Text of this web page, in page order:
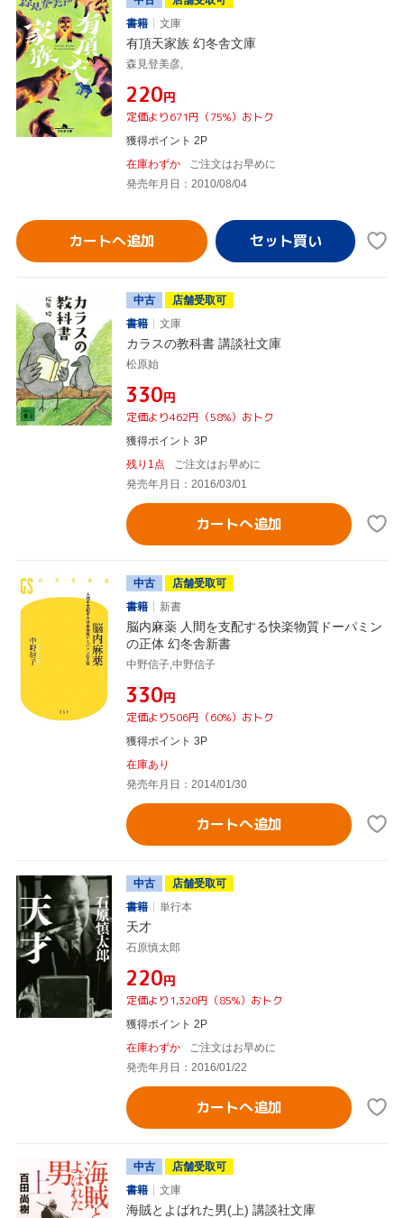
書籍
文庫
有頂天家族 幻冬舎文庫
森見登美彦,
¥220円
定価より671円（75%）おトク
獲得ポイント 2P
在庫わずか
ご注文はお早めに
発売年月日：2010/08/04
カートへ追加
中古
店舗受取可
書籍
文庫
カラスの教科書 講談社文庫
松原始
¥330円
定価より462円（58%）おトク
獲得ポイント 3P
残り1点
ご注文はお早めに
発売年月日：2016/03/01
カートへ追加
中古
店舗受取可
書籍
新書
脳内麻薬 人間を支配する快楽物質ドーパミン
の正体 幻冬舎新書
中野信子,中野信子
¥330円
定価より506円（60%）おトク
獲得ポイント 3P
在庫あり
発売年月日：2014/01/30
カートへ追加
中古
店舗受取可
書籍
単行本
天才
石原慎太郎
¥220円
定価より1,320円（85%）おトク
獲得ポイント 2P
在庫わずか
ご注文はお早めに
発売年月日：2016/01/22
カートへ追加
中古
店舗受取可
書籍
文庫
海賊とよばれた男(上) 講談社文庫